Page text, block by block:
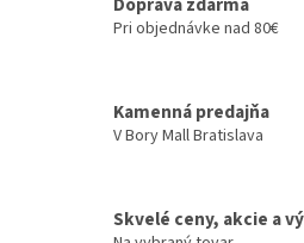
Pri objednávke nad 80€
Kamenná predajňa
V Bory Mall Bratislava
Skvelé ceny, akcie a